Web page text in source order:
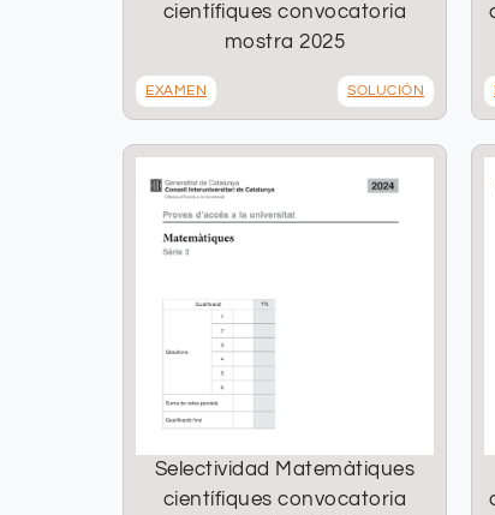
científiques convocatoria
mostra 2025
EXAMEN SOLUCIÓN
Selectividad Matemàtiques
científiques convocatoria